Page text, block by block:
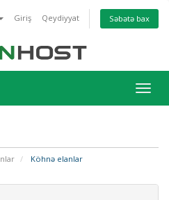
Giriş Qeydiyyat Səbətə bax
keçid
Köhnə elanlar